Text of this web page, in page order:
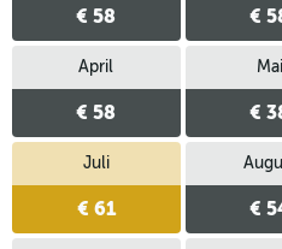
€ 58 €
April
€ 58
Mai
€
Juli
€ 61 €